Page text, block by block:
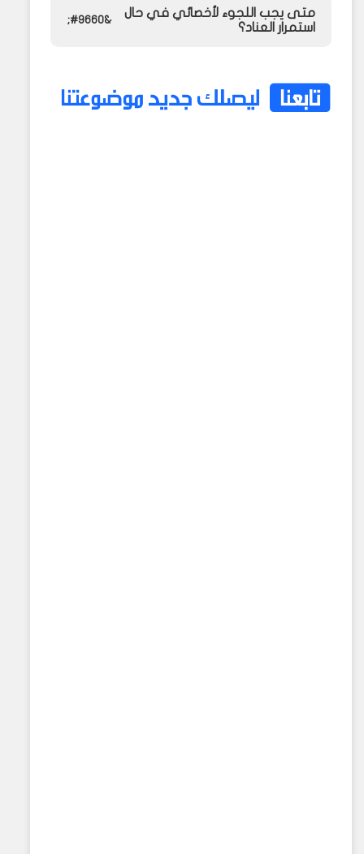
القدوة الحسنة، وتقديم الخيارات بدلًا من الأوامر
المباشرة تساعد الطفل على التعلم بدون عناد.
متى يجب اللجوء لأخصائي في حال
استمرار العناد؟
استشارة أخصائي نفسي للأطفال لتقييم الحالة
ووضع خطة علاجية.